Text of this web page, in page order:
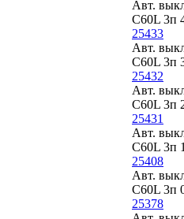
Авт.
C60L 3п
25433
Авт.
C60L 3п
25432
Авт.
C60L 3п
25431
Авт.
C60L 3п
25408
Авт.
C60L 3п
25378